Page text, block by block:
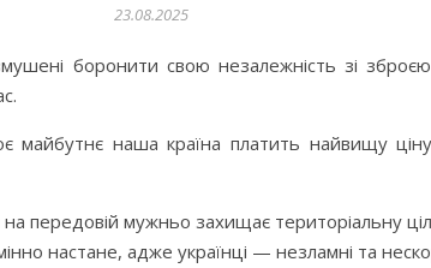
23.08.2025
боронити свою незалежність зі
майбутнє наша країна платить найвищу
передовій мужньо захищає територіальну
настане, адже українці — незламні та